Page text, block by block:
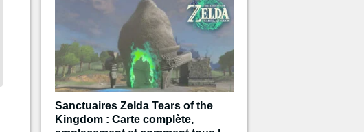
Sanctuaires Zelda Tears of the
Kingdom : Carte complète,